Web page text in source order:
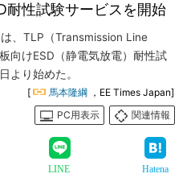
耐性試験サービスを開始
、TLP（Transmission Line
向けESD（静電気放電）耐性試
より始めた。
[ 馬本隆綱 ，EE Times Japan]
PC用表示
関連情報
LINE Hatena